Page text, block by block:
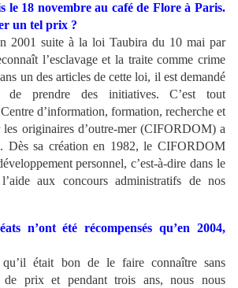
le 18 novembre au café de Flore à Paris.
un tel prix ?
2001 suite à la loi Taubira du 10 mai par
l’esclavage et la traite comme crime
un des articles de cette loi, il est demandé
de prendre des initiatives. C’est tout
d’information, formation, recherche et
les originaires d’outre-mer (CIFORDOM) a
Dès sa création en 1982, le CIFORDOM
personnel, c’est-à-dire dans le
aux concours administratifs de nos
n’ont été récompensés qu’en 2004,
était bon de le faire connaître sans
de prix et pendant trois ans, nous nous